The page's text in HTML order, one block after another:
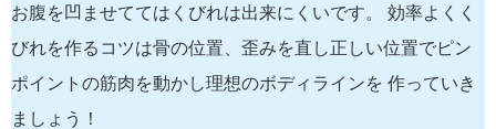
お腹を凹ませててはくびれは出来にくいです。 効率よくく
びれを作るコツは骨の位置、歪みを直し正しい位置でピン
ポイントの筋肉を動かし理想のボディラインを 作っていき
ましょう！